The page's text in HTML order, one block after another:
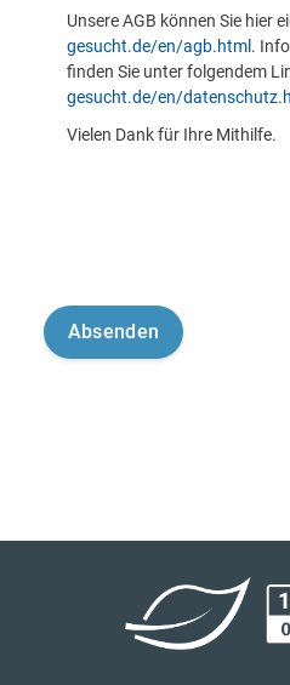
Unsere AGB können Sie hier
gesucht.de/en/agb.html .
finden Sie unter folgendem
gesucht.de/en/
Vielen Dank für Ihre Mithilfe.